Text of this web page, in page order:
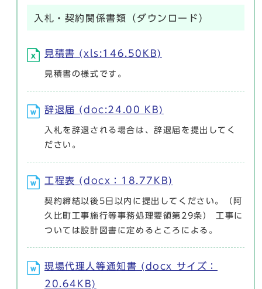
入札・契約関係書類（ダウンロード）
見積書 (xls:146.50KB)
見積書の様式です。
辞退届 (doc:24.00 KB)
入札を辞退される場合は、辞退届を提出してく
ださい。
工程表 (docx：18.77KB)
契約締結以後5日以内に提出してください。（阿
久比町工事施行等事務処理要領第29条） 工事に
ついては設計図書に定めるところによる。
現場代理人等通知書 (docx サイズ：
20.64KB)